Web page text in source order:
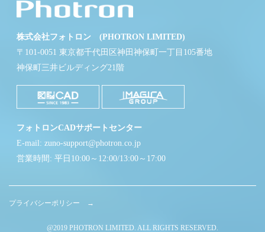
株式会社フォトロン (PHOTRON LIMITED)
〒101-0051 東京都千代田区神田神保町一丁目105番地
神保町三井ビルディング21階
フォトロンCADサポートセンター
E-mail: zuno-support@photron.co.jp
営業時間: 平日10:00～12:00/13:00～17:00
プライバシーポリシー →
@2019 PHOTRON LIMITED. ALL RIGHTS RESERVED.